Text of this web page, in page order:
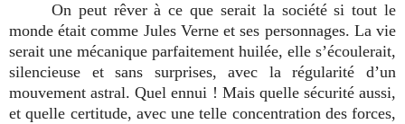
On peut rêver à ce que serait la société si tout le
monde était comme Jules Verne et ses personnages. La vie
serait une mécanique parfaitement huilée, elle s’écoulerait,
silencieuse et sans surprises, avec la régularité d’un
mouvement astral. Quel ennui ! Mais quelle sécurité aussi,
et quelle certitude, avec une telle concentration des forces,